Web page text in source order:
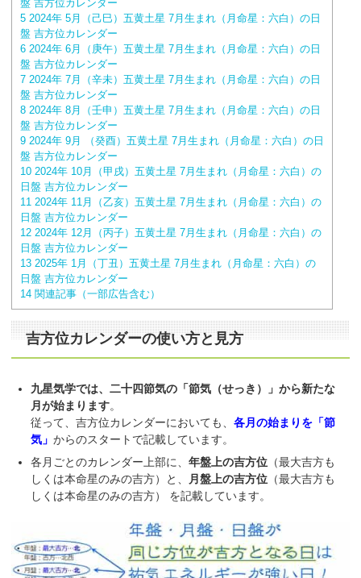
盤 吉方位カレンダー
5 2024年 5月（己巳）五黄土星 7月生まれ（月命星：六白）の日
盤 吉方位カレンダー
6 2024年 6月（庚午）五黄土星 7月生まれ（月命星：六白）の日
盤 吉方位カレンダー
7 2024年 7月（辛未）五黄土星 7月生まれ（月命星：六白）の日
盤 吉方位カレンダー
8 2024年 8月（壬申）五黄土星 7月生まれ（月命星：六白）の日
盤 吉方位カレンダー
9 2024年 9月 （癸酉）五黄土星 7月生まれ（月命星：六白）の日
盤 吉方位カレンダー
10 2024年 10月（甲戌）五黄土星 7月生まれ（月命星：六白）の
日盤 吉方位カレンダー
11 2024年 11月（乙亥）五黄土星 7月生まれ（月命星：六白）の
日盤 吉方位カレンダー
12 2024年 12月（丙子）五黄土星 7月生まれ（月命星：六白）の
日盤 吉方位カレンダー
13 2025年 1月（丁丑）五黄土星 7月生まれ（月命星：六白）の
日盤 吉方位カレンダー
14 関連記事（一部広告含む）
吉方位カレンダーの使い方と見方
九星気学では、二十四節気の「節気（せっき）」から新たな
月が始まります。
従って、吉方位カレンダーにおいても、各月の始まりを「節
気」からのスタートで記載しています。
各月ごとのカレンダー上部に、年盤上の吉方位 （最大吉方も
しくは本命星のみの吉方）と、
月盤上の吉方位 （最大吉方も
しくは本命星のみの吉方） を記載しています。